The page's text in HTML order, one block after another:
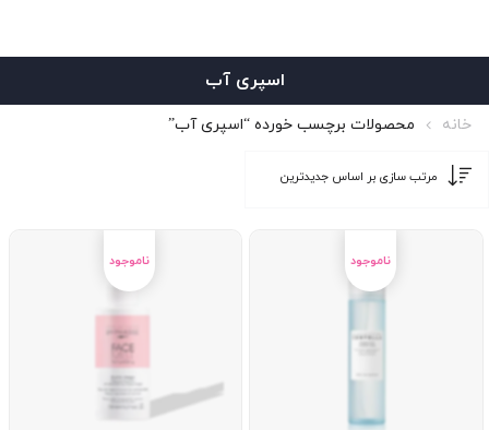
اسپری آب
خانه محصولات برچسب خورده “اسپری آب”